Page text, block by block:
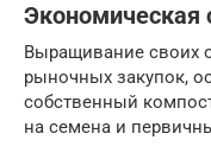
Экономическая
Выращивание своих
рыночных закупок,
собственный
на семена и